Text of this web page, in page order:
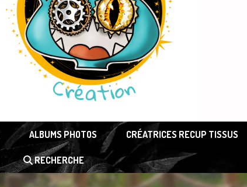
ALBUMS PHOTOS CRÉATRICES RECUP TISSUS
RECHERCHE